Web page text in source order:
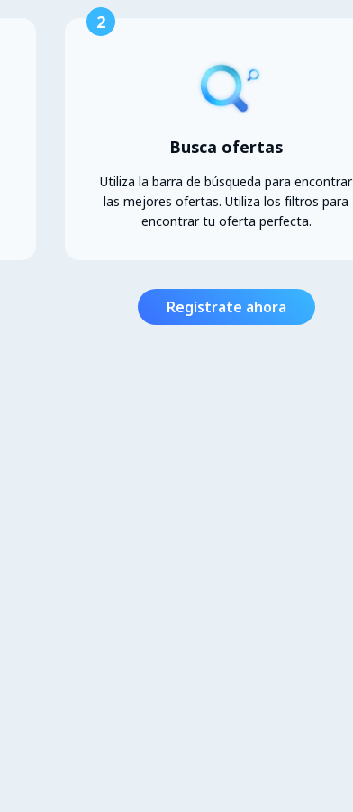
2
Busca ofertas
Utiliza la barra de búsqueda para encontrar
las mejores ofertas. Utiliza los filtros para
encontrar tu oferta perfecta.
Regístrate ahora